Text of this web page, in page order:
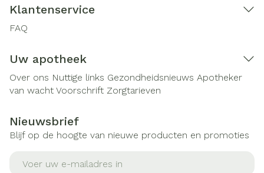
Klantenservice
FAQ
Uw apotheek
Over ons Nuttige links Gezondheidsnieuws Apotheker
van wacht Voorschrift Zorgtarieven
Nieuwsbrief
Blijf op de hoogte van nieuwe producten en promoties